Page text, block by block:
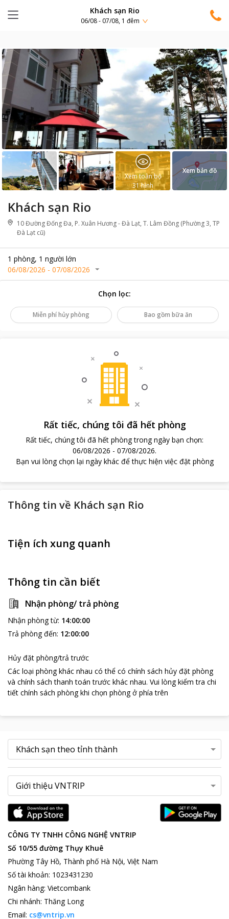
Khách sạn Rio
06/08 - 07/08, 1 đêm
Khách sạn Rio
10 Đường Đống Đa, P. Xuân Hương - Đà Lạt, T. Lâm Đồng (Phường 3, TP
Đà Lạt cũ)
1 phòng, 1 người lớn
06/08/2026 - 07/08/2026
Xem toàn bộ
31hình
Xem bản đồ
Chọn lọc:
Miễn phí hủy phòng Bao gồm bữa ăn
Rất tiếc, chúng tôi đã hết phòng
Rất tiếc, chúng tôi đã hết phòng trong ngày bạn chọn:
06/08/2026 - 07/08/2026.
Bạn vui lòng chọn lại ngày khác để thực hiện việc đặt phòng
Thông tin về Khách sạn Rio
Tiện ích xung quanh
Thông tin cần biết
Nhận phòng/ trả phòng
Nhận phòng từ: 14:00:00
Trả phòng đến: 12:00:00
Hủy đặt phòng/trả trước
Các loại phòng khác nhau có thể có chính sách hủy đặt phòng
và chính sách thanh toán trước khác nhau. Vui lòng kiểm tra chi
tiết chính sách phòng khi chọn phòng ở phía trên
CÔNG TY TNHH CÔNG NGHỆ VNTRIP
Số 10/55 đường Thụy Khuê
Phường Tây Hồ, Thành phố Hà Nội, Việt Nam
Số tài khoản: 1023431230
Ngân hàng: Vietcombank
Chi nhánh: Thăng Long
Email: cs@vntrip.vn